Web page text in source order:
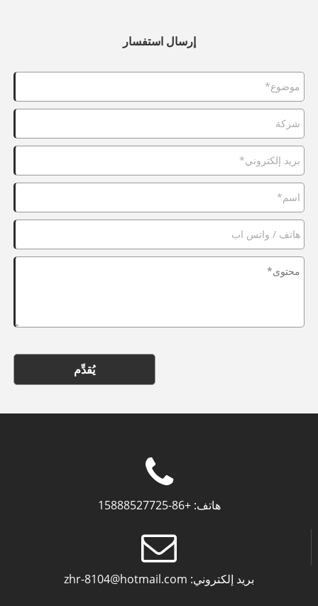
إرسال استفسار
يُقدِّم
هاتف: +86-15888527725
بريد إلكتروني: zhr-8104@hotmail.com